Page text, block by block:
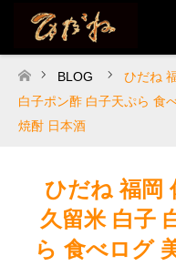
ホーム
BLOG
ひだね
白子ポン酢 白子天ぷら 食
焼酎 日本酒
ひだね 福岡
久留米 白子
ら 食べログ